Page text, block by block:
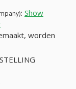
: Show
worden